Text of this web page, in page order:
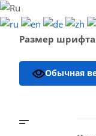
Размер шрифта
Обычная